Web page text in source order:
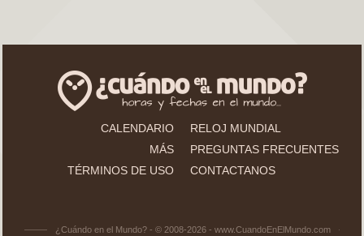
CALENDARIO
RELOJ MUNDIAL
MÁS
PREGUNTAS FRECUENTES
TÉRMINOS DE USO
CONTACTANOS
¿Cuándo en el Mundo? - © 2008-2026 - www.CuandoEnElMundo.com